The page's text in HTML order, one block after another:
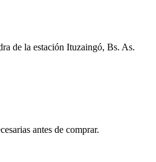
de la estación Ituzaingó, Bs. As.
antes de comprar.